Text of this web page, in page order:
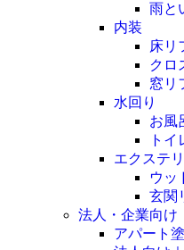
雨と
内装
床リ
クロ
窓リ
水回り
お風
ト
エクステ
ウッ
玄関
法人・企業向け
アパート